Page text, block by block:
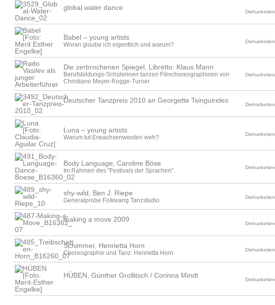
global water dance
Dreharbeiten
Babel – young artists
Woran glaube ich eigentlich und warum? Dreharbeiten
Die zerbrochenen Spiegel, Libretto: Klaus Mann
Berufsbildungs-Schülerinen tanzen Filmchoreographioen von
Christiane Meyer-Rogge-Turner
Dreharbeiten
Deutscher Tanzpreis 2010 an Georgette Tsinguirides
Dreharbeiten
Luna – young artists
Warum tut Erwachsenwerden weh? Dreharbeiten
Body Language, Caroline Böse
Im Rahmen des "Festivals der Sprachen". Dreharbeiten
shy-wild, Ben J. Riepe
Generalprobe Folkwang Tanzstudio Dreharbeiten
making a move 2009
Dreharbeiten
Schimmer, Henrietta Horn
Choreographie und Tanz: Henrietta Horn Dreharbeiten
HÜBEN, Günther Grollitsch / Corinna Mindt
Dreharbeiten